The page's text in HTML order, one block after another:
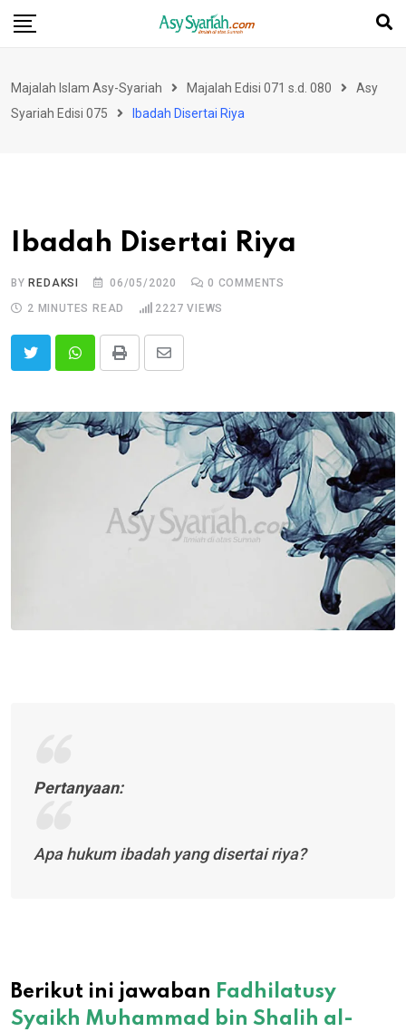
Skip
Majalah Islam Asy-Syariah Majalah Edisi 071 s.d. 080
Asy
Syariah Edisi 075
Ibadah Disertai Riya
Ibadah Disertai Riya
BYREDAKSI 06/05/2020 0 COMMENTS
2 MINUTES READ
2227 VIEWS
Print
Share
Email
Pertanyaan:
Apa hukum ibadah yang disertairiya?
Berikut ini jawaban Fadhilatusy
Syaikh Muhammad bin Shalih al-